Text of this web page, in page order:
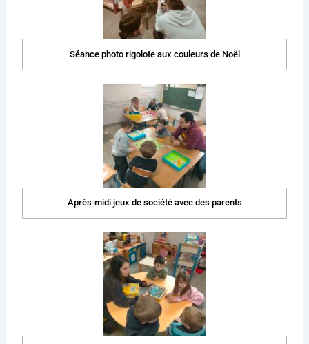
Séance photo rigolote aux couleurs de Noël
Après-midi jeux de société avec des parents